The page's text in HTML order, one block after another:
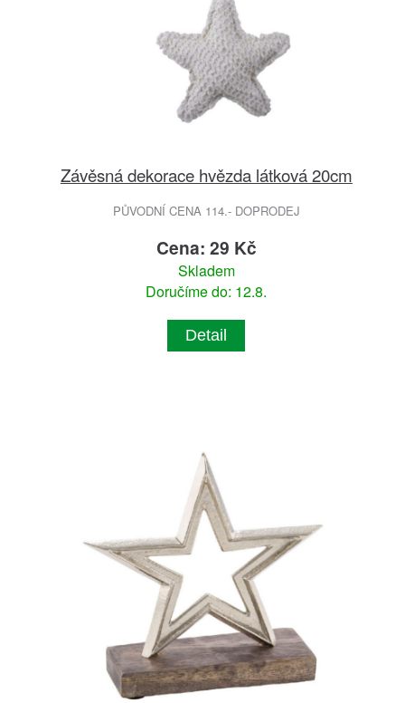
Závěsná dekorace hvězda látková 20cm
PŮVODNÍ CENA 114.- DOPRODEJ
Cena: 29 Kč
Skladem
Doručíme do: 12.8.
Detail